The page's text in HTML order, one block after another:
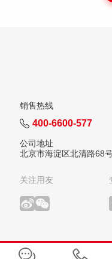
销售热线
400-6600-577
公司地址
北京市海淀区北清路68
关注用友
版权所有：